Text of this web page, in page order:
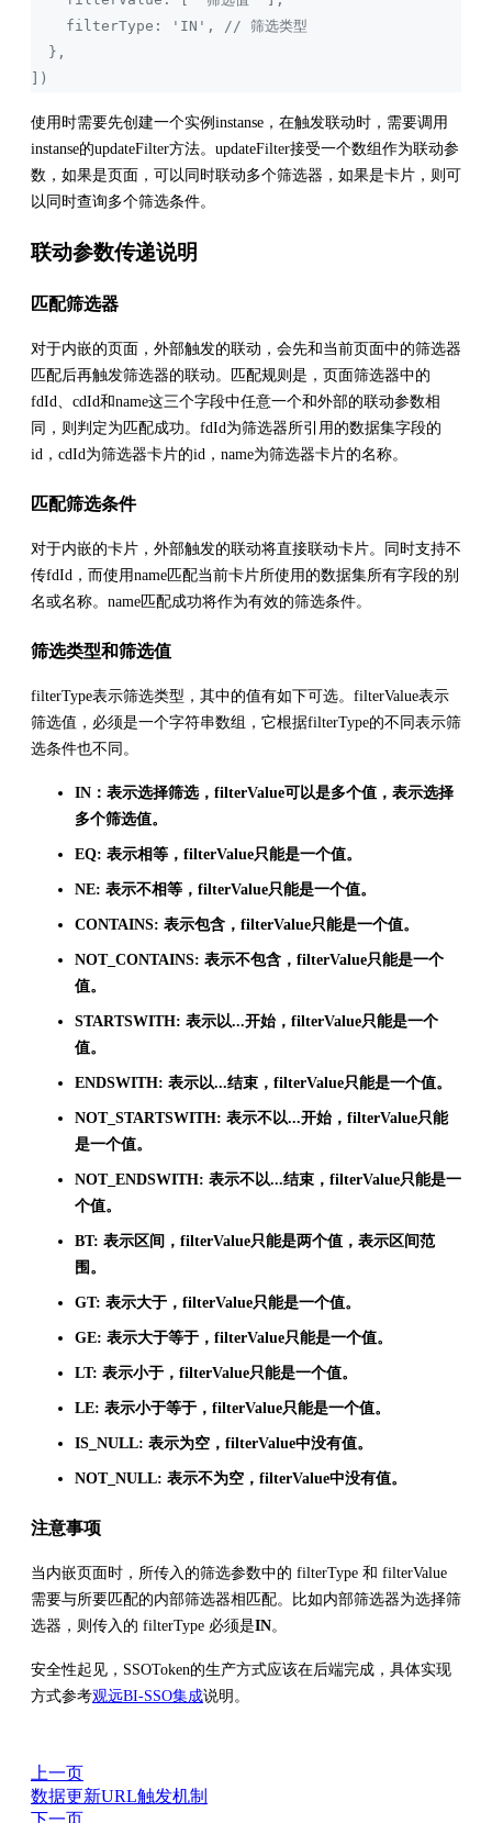
filterType: 'IN', // 筛选类型
},
])
使用时需要先创建一个实例instanse，在触发联动时，需要调用
instanse的updateFilter方法。updateFilter接受一个数组作为联动参
数，如果是页面，可以同时联动多个筛选器，如果是卡片，则可
以同时查询多个筛选条件。
联动参数传递说明
匹配筛选器
对于内嵌的页面，外部触发的联动，会先和当前页面中的筛选器
匹配后再触发筛选器的联动。匹配规则是，页面筛选器中的
fdId、cdId和name这三个字段中任意一个和外部的联动参数相
同，则判定为匹配成功。fdId为筛选器所引用的数据集字段的
id，cdId为筛选器卡片的id，name为筛选器卡片的名称。
匹配筛选条件
对于内嵌的卡片，外部触发的联动将直接联动卡片。同时支持不
传fdId，而使用name匹配当前卡片所使用的数据集所有字段的别
名或名称。name匹配成功将作为有效的筛选条件。
筛选类型和筛选值
filterType表示筛选类型，其中的值有如下可选。filterValue表示
筛选值，必须是一个字符串数组，它根据filterType的不同表示筛
选条件也不同。
IN：表示选择筛选，filterValue可以是多个值，表示选择
多个筛选值。
EQ: 表示相等，filterValue只能是一个值。
NE: 表示不相等，filterValue只能是一个值。
CONTAINS: 表示包含，filterValue只能是一个值。
NOT_CONTAINS: 表示不包含，filterValue只能是一个
值。
STARTSWITH: 表示以...开始，filterValue只能是一个
值。
ENDSWITH: 表示以...结束，filterValue只能是一个值。
NOT_STARTSWITH: 表示不以...开始，filterValue只能
是一个值。
NOT_ENDSWITH: 表示不以...结束，filterValue只能是一
个值。
BT: 表示区间，filterValue只能是两个值，表示区间范
围。
GT: 表示大于，filterValue只能是一个值。
GE: 表示大于等于，filterValue只能是一个值。
LT: 表示小于，filterValue只能是一个值。
LE: 表示小于等于，filterValue只能是一个值。
IS_NULL: 表示为空，filterValue中没有值。
NOT_NULL: 表示不为空，filterValue中没有值。
注意事项
当内嵌页面时，所传入的筛选参数中的 filterType 和 filterValue
需要与所要匹配的内部筛选器相匹配。比如内部筛选器为选择筛
选器，则传入的 filterType 必须是IN。
安全性起见，SSOToken的生产方式应该在后端完成，具体实现
方式参考观远BI-SSO集成说明。
上一页
数据更新URL触发机制
下一页